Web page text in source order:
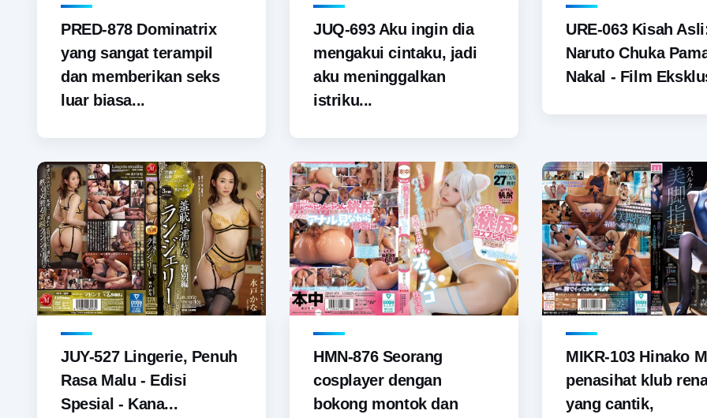
PRED-878 Dominatrix
yang sangat terampil
dan memberikan seks
luar biasa...
JUQ-693 Aku ingin dia
mengakui cintaku, jadi
aku meninggalkan
istriku...
URE-063 Kisah
Naruto Chuka
Nakal - Film
JUY-527 Lingerie, Penuh
Rasa Malu - Edisi
Spesial - Kana...
HMN-876 Seorang
cosplayer dengan
bokong montok dan
MIKR-103 Hinako
penasihat klub
yang cantik,